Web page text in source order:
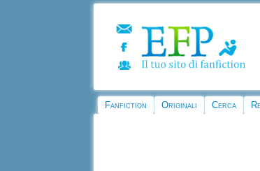
Fanfiction Originali Cerca